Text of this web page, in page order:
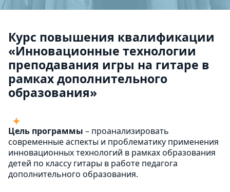
Курс повышения квалификации
«Инновационные технологии
преподавания игры на гитаре в
рамках дополнительного
образования»
Цель программы – проанализировать
современные аспекты и проблематику применения
инновационных технологий в рамках образования
детей по классу гитары в работе педагога
дополнительного образования.